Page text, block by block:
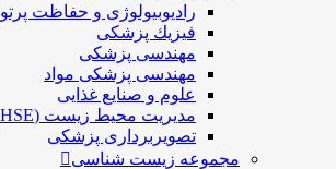
رادیوبیولوژی و حفاظت پرتو
فيزيك پزشکی
مهندسی پزشکی
مهندسی پزشکی مواد
علوم و صنايع غذایی
مدیریت محیط زیست (HSE)
تصویربرداری پزشکی
مجموعه زیست شناسی